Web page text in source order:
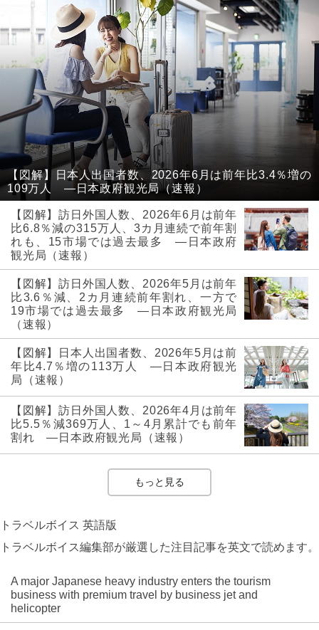
【図解】日本人出国者数、2026年6月は前年比3.4％増の
109万人 ―日本政府観光局（速報）
【図解】訪日外国人数、2026年6月は前年
比6.8％減の315万人、3カ月連続で前年割
れも、15市場では過去最多 ―日本政府
観光局（速報）
【図解】訪日外国人数、2026年5月は前年
比3.6％減、2カ月連続前年割れ、一方で
19市場では過去最多 ―日本政府観光局
（速報）
【図解】日本人出国者数、2026年5月は前
年比4.7％増の113万人 ―日本政府観光
局（速報）
【図解】訪日外国人数、2026年4月は前年
比5.5％減369万人、1～4月累計でも前年
割れ ―日本政府観光局（速報）
もっと見る
トラベルボイス 英語版
トラベルボイス編集部が厳選した注目記事を英文で読めます。
A major Japanese heavy industry enters the tourism
business with premium travel by business jet and
helicopter